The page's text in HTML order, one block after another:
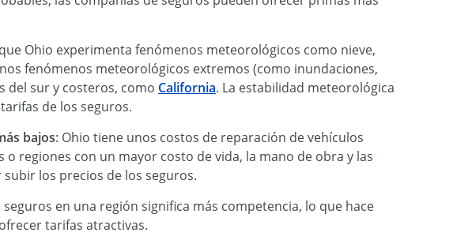
Ohio experimenta fenómenos meteorológicos como nieve,
fenómenos meteorológicos extremos (como inundaciones,
del sur y costeros, como California. La estabilidad meteorológica
de los seguros.
bajos: Ohio tiene unos costos de reparación de vehículos
regiones con un mayor costo de vida, la mano de obra y las
los precios de los seguros.
seguros en una región significa más competencia, lo que hace
tarifas atractivas.